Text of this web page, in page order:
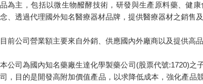
品為主，包括以微生物醱酵技術，研發與生產原料藥、健
念、透過代理國外知名醫療器材品牌，提供醫療器材之銷售
目前公司營業額主要來自外銷、供應國內外廠商以及提供高品
本公司為國內知名藥廠生達化學製藥公司(股票代號:1720)之
司，目的是開發高附加價值產品，以求降低成本，強化產品